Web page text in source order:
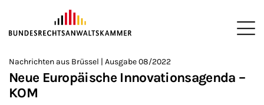
ZUM HAUPTINHALT SPRINGEN
Sie befinden sich hier:
>
Startseite
>
Newsroom
>
Newsletter
>
Nachrichten aus Brüssel
Nachrichten aus Brüssel | Ausgabe 08/2022
Neue Europäische Innovationsagenda –
KOM